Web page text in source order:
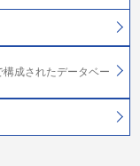
成されたデータベー